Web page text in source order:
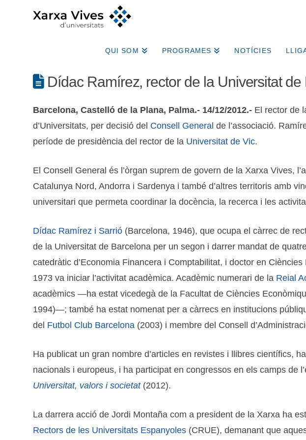
QUI SOM PROGRAMES NOTÍCIES
Dídac Ramírez, rector de la Universitat
Barcelona, Castelló de la Plana, Palma.- 14/12/2012.- El rector de
d’Universitats, per decisió del Consell General de l’associació.
període de presidència del rector de la Universitat de Vic.
El Consell General és l’òrgan suprem de govern de la Xarxa Vives,
Catalunya Nord, Andorra i Sardenya i també d’altres territoris amb
universitari que permeta coordinar la docència, la recerca i les
Dídac Ramírez i Sarrió (Barcelona, 1946), que ocupa el càrrec de
de la Universitat de Barcelona per un segon i darrer mandat de
catedràtic d’Economia Financera i Comptabilitat, i doctor en
1973 va iniciar l’activitat acadèmica. Acadèmic numerari de la Reial
acadèmics —ha estat vicedegà de la Facultat de Ciències
1994)—; també ha estat nomenat per a càrrecs en institucions
del Futbol Club Barcelona (2003) i membre del Consell
Ha publicat un gran nombre d’articles en revistes i llibres científics,
nacionals i europeus, i ha participat en congressos en els camps de
Universitat, valors i societat(2012).
La darrera acció de Jordi Montaña com a president de la Xarxa ha
Rectors de les Universitats Espanyoles (CRUE), demanant que